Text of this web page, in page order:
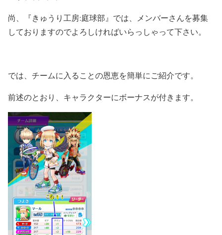
尚、『きゅうり工房:庭球部』では、メンバーさんを募集
しておりますのでよろしければいらっしゃって下さい。
では、チームに入ることの恩恵を簡単にご紹介です。
前述のとおり、キャラクターにボーナスが付きます。